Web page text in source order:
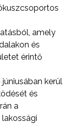
amely
és
érintő
kerül
és
a